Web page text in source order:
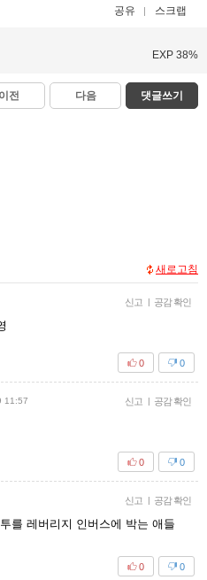
공유 스크랩
EXP 38%
이전 다음 댓글쓰기
새로고침
신고 | 공감 확인
0
0
11:57 신고 | 공감 확인
0
0
신고 | 공감 확인
를 레버리지 인버스에 박는 애들
0
0